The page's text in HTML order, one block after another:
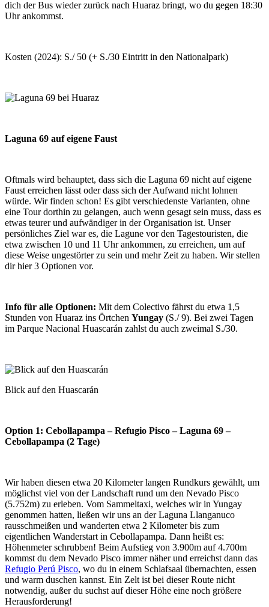
dich der Bus wieder zurück nach Huaraz bringt, wo du gegen 18:30
Uhr ankommst.
Kosten (2024): S./ 50 (+ S./30 Eintritt in den Nationalpark)
Laguna 69 auf eigene Faust
Oftmals wird behauptet, dass sich die Laguna 69 nicht auf eigene
Faust erreichen lässt oder dass sich der Aufwand nicht lohnen
würde. Wir finden schon! Es gibt verschiedenste Varianten, ohne
eine Tour dorthin zu gelangen, auch wenn gesagt sein muss, dass es
etwas teurer und aufwändiger in der Organisation ist. Unser
persönliches Ziel war es, die Lagune vor den Tagestouristen, die
etwa zwischen 10 und 11 Uhr ankommen, zu erreichen, um auf
diese Weise ungestörter zu sein und mehr Zeit zu haben. Wir stellen
dir hier 3 Optionen vor.
Info für alle Optionen: Mit dem Colectivo fährst du etwa 1,5
Stunden von Huaraz ins Örtchen Yungay (S./ 9). Bei zwei Tagen
im Parque Nacional Huascarán zahlst du auch zweimal S./30.
Blick auf den Huascarán
Option 1: Cebollapampa – Refugio Pisco – Laguna 69 –
Cebollapampa (2 Tage)
Wir haben diesen etwa 20 Kilometer langen Rundkurs gewählt, um
möglichst viel von der Landschaft rund um den Nevado Pisco
(5.752m) zu erleben. Vom Sammeltaxi, welches wir in Yungay
genommen hatten, ließen wir uns an der Laguna Llanganuco
rausschmeißen und wanderten etwa 2 Kilometer bis zum
eigentlichen Wanderstart in Cebollapampa. Dann heißt es:
Höhenmeter schrubben! Beim Aufstieg von 3.900m auf 4.700m
kommst du dem Nevado Pisco immer näher und erreichst dann das
Refugio Perú Pisco, wo du in einem Schlafsaal übernachten, essen
und warm duschen kannst. Ein Zelt ist bei dieser Route nicht
notwendig, außer du suchst auf dieser Höhe eine noch größere
Herausforderung!